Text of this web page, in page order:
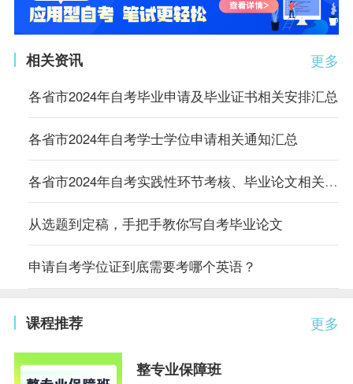
更多
相关资讯
各省市2024年自考毕业申请及毕业证书相关安排汇总
各省市2024年自考学士学位申请相关通知汇总
各省市2024年自考实践性环节考核、毕业论文相关通知汇总
从选题到定稿，手把手教你写自考毕业论文
申请自考学位证到底需要考哪个英语？
更多
课程推荐
整专业保障班